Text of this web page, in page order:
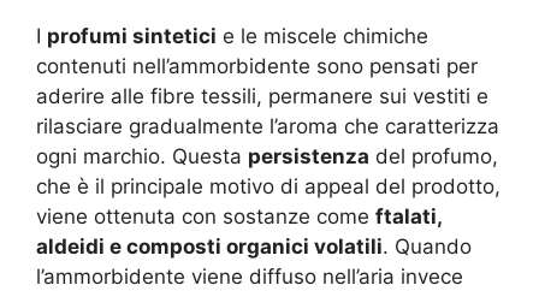
I profumi sintetici e le miscele chimiche
contenuti nell’ammorbidente sono pensati per
aderire alle fibre tessili, permanere sui vestiti e
rilasciare gradualmente l’aroma che caratterizza
ogni marchio. Questa persistenza del profumo,
che è il principale motivo di appeal del prodotto,
viene ottenuta con sostanze come ftalati,
aldeidi e composti organici volatili. Quando
l’ammorbidente viene diffuso nell’aria invece